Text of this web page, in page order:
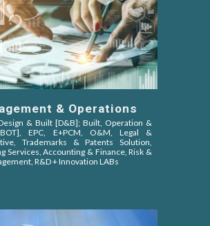
& Operations
& Built [D&B]; Built, Operation &
, EPC, E+PCM, O&M, Legal &
Trademarks & Patents Solution,
Services, Accounting & Finance, Risk &
R&D + Innovation LABs